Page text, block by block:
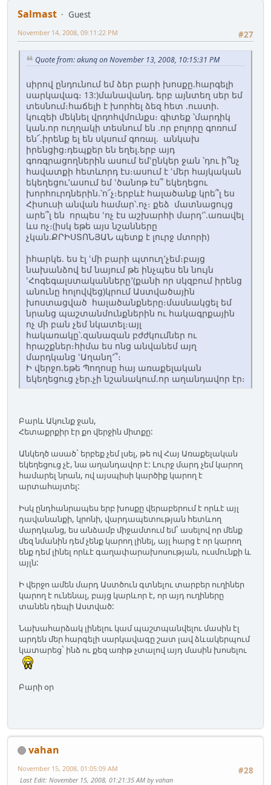
Salmast
Guest
#27
November 14, 2008, 09:11:22 PM
Quote from: akunq on November 13, 2008, 10:15:31 PM
սիրով ընդունում եմ ձեր բարի խոսքը.հարգելի
սարկավագ։ 13:)մանավանդ. երբ այնտեղ սեր եմ
տեսնում։հաճելի է խորհել ձեզ հետ .ուստի.
կուզեի մեկնել վրդոհվմունքս։ գիտեք ՝մարդիկ
կան.որ ուղղակի տեսնում են .որ բոլորը գոռում
են՜.իրենք ել են սկսում գոռալ. անկախ
իրենցից։դեպքեր են եղել.երբ այդ
գոռգրացողներին ասում եմՙընկեր ջան ՝դու ի՞նչ
հավատքի հետևորդ էս։ասում է ՙմեր հայկական
եկեղեցու՚ասում եմ ՙծանոթ էս՞ եկեղեցու
խորհուրդներին.՝ո՜չ։երբևէ հալածանք կրե՞լ ես
Հիսուսի անվան համար՝.ոչ։ քեձ մատնացույց
արե՞լ են որպես ՙոչ էս աշխարհի մարդ՚՝.առավել
ևս ոչ։(իսկ եթե այս նշանները
չկան.ՔՐԻՍՏՈՆՅԱՆ պետք է լուրջ մտորի)
իհարկե. ես էլ ՙմի բարի պտուղ՚չեմ։բայց
նախանձով եմ նայում թե ինչպես են նույն
ՙՀոգեգալստականները՚(քանի որ սկզբում իրենց
անունը հոլովվեց)կրում Աստվածային
խոստացված հալածանքները։մասնակցել եմ
նրանց պաշտանմունքներին ու հակագրքային
ոչ մի բան չեմ նկատել։այլ
հակառակը՝.զանազան բժժկումներ ու
հրաշքներ։հիմա ես ոնց անվանեմ այղ
մարդկանց ՙԱղանղ՚՞։
Ի վերջո.եթե Պողոսը հայ առաքելական
եկեղեցուց չեր.չի նշանակում.որ աղանդավոր էր։
Բարև Ակունք ջան,
Հետաքրքիր էր քո վերջին միտքը:
Անկեղծ ասած` երբեք չեմ լսել, թե ով Հայ Առաքելական
եկեղեցուց չէ, նա աղանդավոր է: Լուրջ մարդ չեմ կարող
համարել նրան, ով այսպիսի կարծիք կարող է
արտահայտել:
Իսկ ընդհանրապես երբ խոսքը վերաբերում է որևէ այլ
դավանանքի, կրոնի, վարդապետության հետևող
մարդկանց, ես անձամբ միջամտում եմ` ասելով որ մենք
մեզ նմանին դեմ չենք կարող լինել, այլ հարց է որ կարող
ենք դեմ լինել որևէ գաղափարախոսության, ուսմունքի և
այլն:
Ի վերջո ամեն մարդ Աստծուն գտնելու տարբեր ուղիներ
կարող է ունենալ, բայց կարևոր է, որ այդ ուղիները
տանեն դեպի Աստված:
Նախահարձակ լինելու կամ պաշտպանվելու մասին էլ
արդեն մեր հարգելի սարկավագը շատ լավ ձևակերպում
կատարեց` ինձ ու քեզ առիթ չտալով այդ մասին խոսելու
Բարի օր
vahan
#28
November 15, 2008, 01:05:09 AM
Last Edit: November 15, 2008, 01:21:35 AM by vahan